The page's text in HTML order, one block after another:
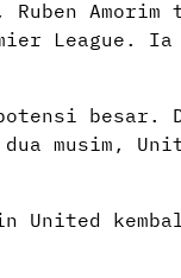
Ruben
League. Ia
besar.
musim,
United